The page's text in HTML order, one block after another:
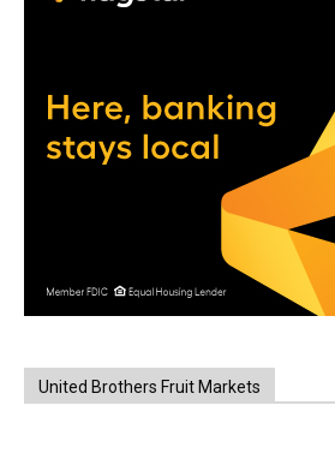
United Brothers Fruit Markets